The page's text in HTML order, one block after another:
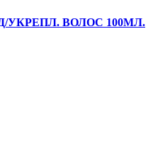
УКРЕПЛ. ВОЛОС 100МЛ.